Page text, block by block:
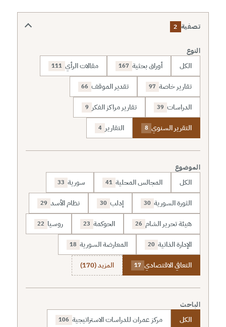
تصفية 2
النوع
الكل أوراق بحثية 167 مقالات الرأي 111
تقارير خاصة 97 تقدير الموقف 66
الدراسات 39 تقارير مراكز الفكر 9
التقرير السنوي 8 التقارير 4
الموضوع
الكل المجالس المحلية 41 سورية 33
الثورة السورية 30 إدلب 30 نظام الأسد 29
هيئة تحرير الشام 26 الحوكمة 23 روسيا 22
الإدارة الذاتية 20 المعارضة السورية 18
التعافي الاقتصادي 17 المزيد (170)
الباحث
الكل مركز عمران للدراسات الاستراتيجية 106